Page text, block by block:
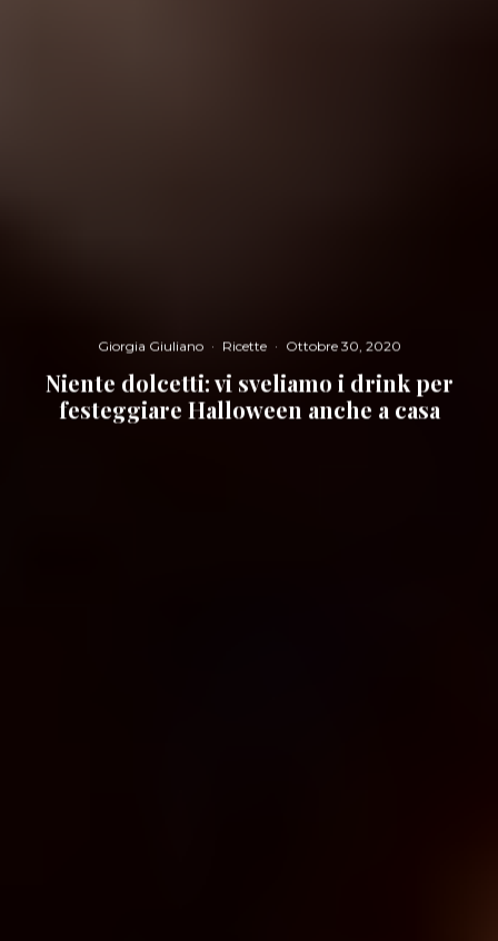
Giorgia Giuliano · Ricette · Ottobre 30, 2020
Niente dolcetti: vi sveliamo i drink per
festeggiare Halloween anche a casa